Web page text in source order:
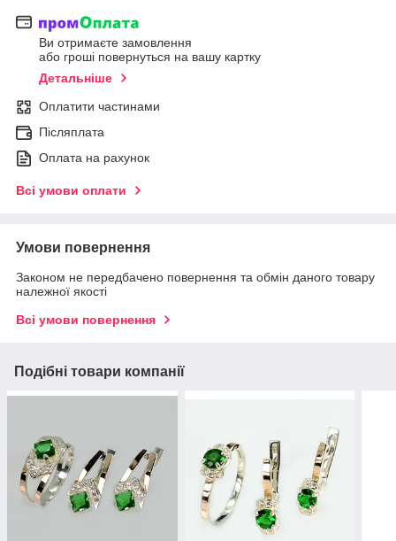
Ви отримаєте замовлення
або гроші повернуться на вашу картку
Детальніше
Оплатити частинами
Післяплата
Оплата на рахунок
Всі умови оплати
Умови повернення
Законом не передбачено повернення та обмін даного товару
належної якості
Всі умови повернення
Подібні товари компанії